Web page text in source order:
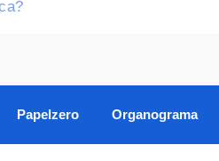
Papelzero Organograma